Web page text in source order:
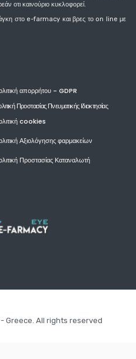
οτι καινούριο κυκλοφορεί.
στο e-farmacy και βρες το on line με
απορρήτου - GDPR
Προστασίας Πνευματικής Ιδιοκτησίας
cookies
Αξιολόγησης φαρμακείων
Προστασίας Καταναλωτή
Greece. All rights reserved